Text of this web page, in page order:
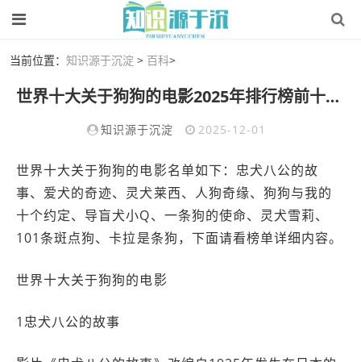
当前位置： 知识源于沉淀 > 百科>
世界十大关于狗狗的电影2025年排行榜前十名榜单出炉
知识源于沉淀 2025-12-01
世界十大关于狗狗的电影名单如下：忠犬八公的故
事、爱犬的奇迹、灵犬莱西、人狗奇缘、狗狗与我的
十个约定、导盲犬小Q、一条狗的使命、灵犬雪莉、
101条斑点狗、卡拉是条狗，下面请看榜单详细内容。
世界十大关于狗狗的电影
1忠犬八公的故事